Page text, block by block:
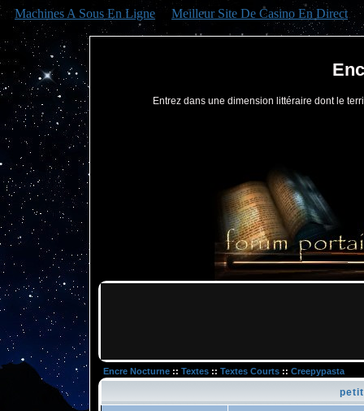
Machines A Sous En Ligne Meilleur Site De Casino En Direct
Entrez dans une dimension littéraire dont le
Encre Nocturne :: Textes :: Textes Courts :: Creepypasta